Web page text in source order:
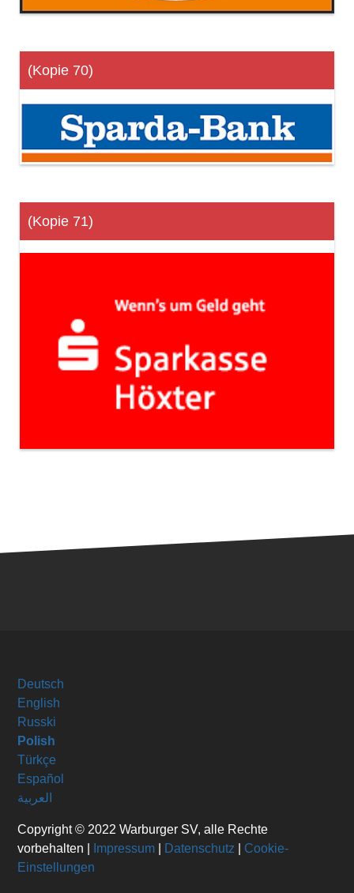
(Kopie 70)
(Kopie 71)
Deutsch
English
Russki
Polish
Türkçe
Español
العربية
Copyright © 2022 Warburger SV, alle Rechte
vorbehalten |
Impressum Datenschutz
Cookie-
Einstellungen